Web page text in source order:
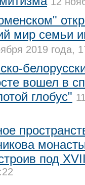
мир семьи
2019 года,
вошел в
глобус"
под